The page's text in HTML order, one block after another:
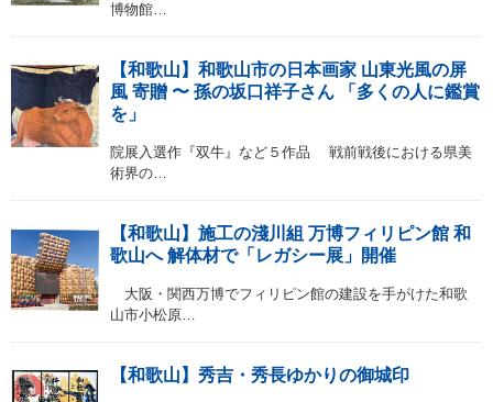
博物館…
【和歌山】和歌山市の日本画家 山東光風の屏
風 寄贈 〜 孫の坂口祥子さん 「多くの人に鑑賞
を」
院展入選作『双牛』など５作品 戦前戦後における県美
術界の…
【和歌山】施工の淺川組 万博フィリピン館 和
歌山へ 解体材で「レガシー展」開催
大阪・関西万博でフィリピン館の建設を手がけた和歌
山市小松原…
【和歌山】秀吉・秀長ゆかりの御城印